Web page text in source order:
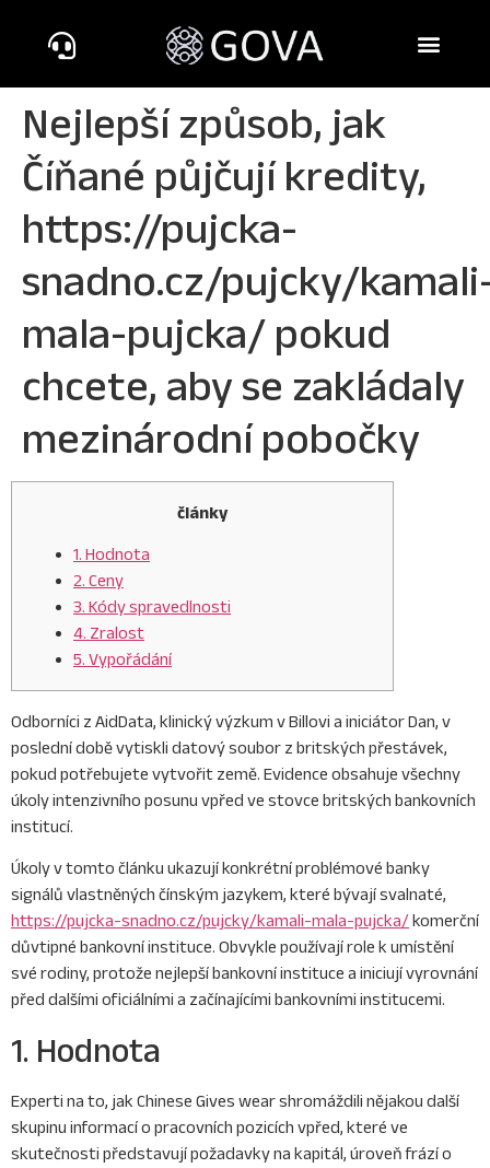
Nejlepší způsob, jak
Číňané půjčují kredity,
https://pujcka-
snadno.cz/pujcky/
mala-pujcka/ pokud
chcete, aby se zakládaly
mezinárodní pobočky
články
1. Hodnota
2. Ceny
3. Kódy spravedlnosti
4. Zralost
5. Vypořádání
Odborníci z AidData, klinický výzkum v Billovi a iniciátor Dan, v
poslední době vytiskli datový soubor z britských přestávek,
pokud potřebujete vytvořit země. Evidence obsahuje všechny
úkoly intenzivního posunu vpřed ve stovce britských bankovních
institucí.
Úkoly v tomto článku ukazují konkrétní problémové banky
signálů vlastněných čínským jazykem, které bývají svalnaté,
https://pujcka-snadno.cz/pujcky/kamali-mala-pujcka/komerční
důvtipné bankovní instituce. Obvykle používají role k umístění
své rodiny, protože nejlepší bankovní instituce a iniciují vyrovnání
před dalšími oficiálními a začínajícími bankovními institucemi.
1. Hodnota
Experti na to, jak Chinese Gives wear shromáždili nějakou další
skupinu informací o pracovních pozicích vpřed, které ve
skutečnosti představují požadavky na kapitál, úroveň frází o